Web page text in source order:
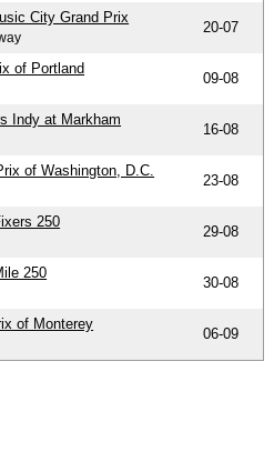
City Grand Prix
20-07
of Portland
09-08
Indy at Markham
16-08
of Washington, D.C.
23-08
250
29-08
250
30-08
of Monterey
06-09